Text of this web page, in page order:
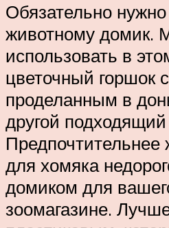
Обязательно
животному домик.
использовать в
цветочный горшок
проделанным в
другой
Предпочтительнее
для хомяка
домиком для
зоомагазине.